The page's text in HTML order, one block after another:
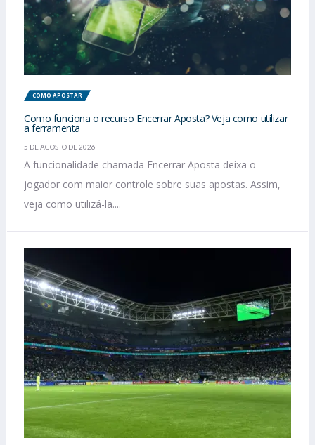
COMO APOSTAR
Como funciona o recurso Encerrar Aposta? Veja como utilizar
a ferramenta
5 DE AGOSTO DE 2026
A funcionalidade chamada Encerrar Aposta deixa o
jogador com maior controle sobre suas apostas. Assim,
veja como utilizá-la....